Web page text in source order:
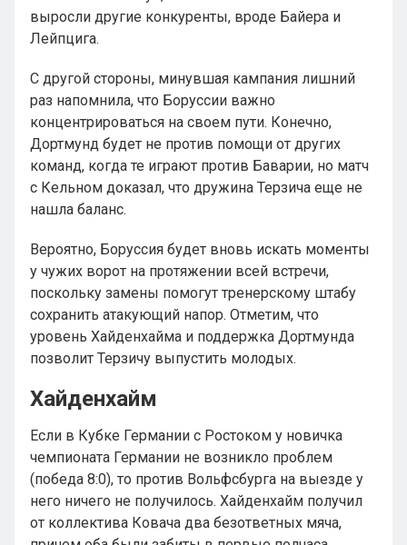
выросли другие конкуренты, вроде Байера и
Лейпцига.
С другой стороны, минувшая кампания лишний
раз напомнила, что Боруссии важно
концентрироваться на своем пути. Конечно,
Дортмунд будет не против помощи от других
команд, когда те играют против Баварии, но матч
с Кельном доказал, что дружина Терзича еще не
нашла баланс.
Вероятно, Боруссия будет вновь искать моменты
у чужих ворот на протяжении всей встречи,
поскольку замены помогут тренерскому штабу
сохранить атакующий напор. Отметим, что
уровень Хайденхайма и поддержка Дортмунда
позволит Терзичу выпустить молодых.
Хайденхайм
Если в Кубке Германии с Ростоком у новичка
чемпионата Германии не возникло проблем
(победа 8:0), то против Вольфсбурга на выезде у
него ничего не получилось. Хайденхайм получил
от коллектива Ковача два безответных мяча,